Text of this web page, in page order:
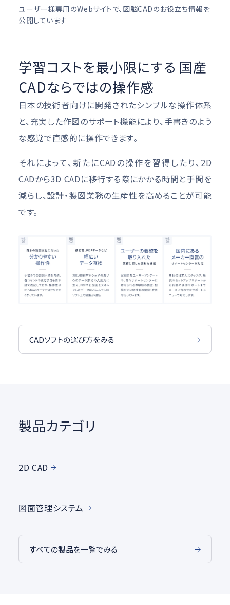
ユーザー様専用のWebサイトで、図脳CADのお役立ち情報を
公開しています
学習コストを最小限にする 国産
CADならではの操作感
日本の技術者向けに開発されたシンプルな操作体系
と、充実した作図のサポート機能により、手書きのよう
な感覚で直感的に操作できます。
それによって、新たにCADの操作を習得したり、2D
CADから3D CADに移行する際にかかる時間と手間を
減らし、設計・製図業務の生産性を高めることが可能
です。
CADソフトの選び方をみる
製品カテゴリ
2D CAD
図面管理システム
すべての製品を一覧でみる